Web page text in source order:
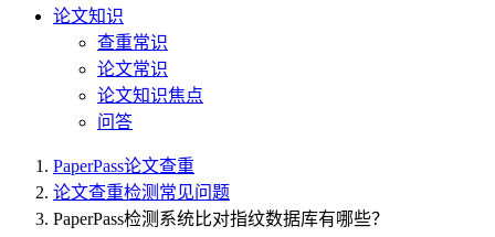
论文知识
查重常识
论文常识
论文知识焦点
问答
PaperPass论文查重
论文查重检测常见问题
PaperPass检测系统比对指纹数据库有哪些？